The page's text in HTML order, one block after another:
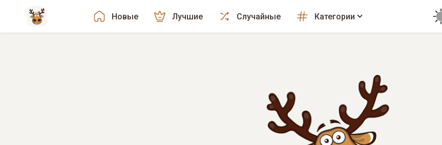
Новые Лучшие Случайные Категории